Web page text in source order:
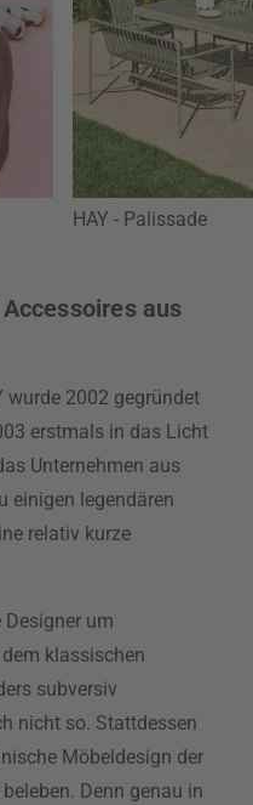
HAY - Palissade
aus
wurde 2002 gegründet
erstmals in das Licht
Unternehmen aus
einigen legendären
relativ kurze
Designer um
klassischen
subversiv
nicht so. Stattdessen
Möbeldesign der
Denn genau in